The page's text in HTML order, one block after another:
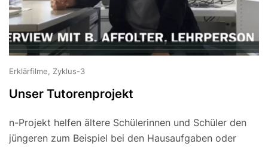
Erklärfilme, Zyklus-3
Unser Tutorenprojekt
n-Projekt helfen ältere Schülerinnen und Schüler den
jüngeren zum Beispiel bei den Hausaufgaben oder